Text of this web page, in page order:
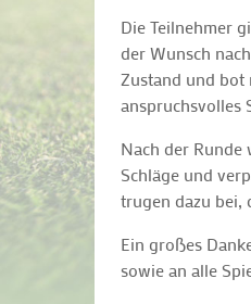
Die Teilnehmer
der Wunsch
Zustand und bot
anspruchsvolles
Nach der Runde
Schläge und
trugen dazu bei,
Ein großes
sowie an alle